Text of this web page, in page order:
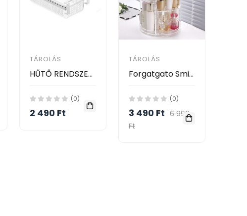
TÁROLÁS
HŰTŐ RENDSZEREZŐ FIÓK
(0)
2 490 Ft
TÁROLÁS
Forgatgato Smink tároló, kozmetikai rendszerező
(0)
3 490 Ft 6 990
Ft